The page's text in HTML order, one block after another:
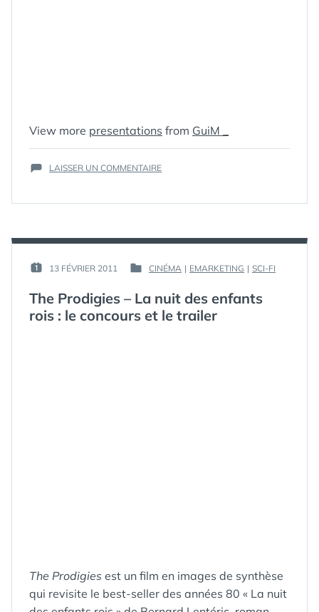
View more presentations from GuiM _
ANALYSE,
CINÉMA,
FAIL,
RÉSULTATS
LAISSER UN COMMENTAIRESUR
FAIL
RELIEF
PUBLIÉ
13 FÉVRIER 2011
PAR :
PUBLIÉ
CINÉMA | EMARKETING | SCI-FI
The Prodigies – La nuit des enfants
rois : le concours et le trailer
The Prodigies est un film en images de synthèse
qui revisite le best-seller des années 80 « La nuit